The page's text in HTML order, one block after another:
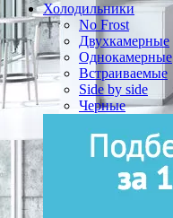
Холодильники
No Frost
Двухкамерные
Однокамерные
Встраиваемые
Side by side
Черные